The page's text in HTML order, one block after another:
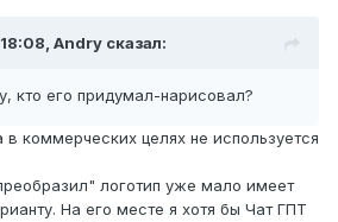
Andry сказал:
кто его придумал-нарисовал?
коммерческих целях не используется
логотип уже мало имеет
На его месте я хотя бы Чат ГПТ